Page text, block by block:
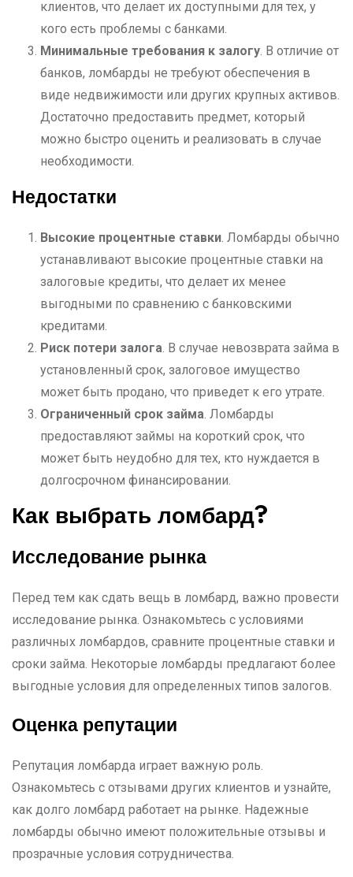
клиентов, что делает их доступными для тех, у
кого есть проблемы с банками.
Минимальные требования к залогу. В отличие от
банков, ломбарды не требуют обеспечения в
виде недвижимости или других крупных активов.
Достаточно предоставить предмет, который
можно быстро оценить и реализовать в случае
необходимости.
Недостатки
Высокие процентные ставки. Ломбарды обычно
устанавливают высокие процентные ставки на
залоговые кредиты, что делает их менее
выгодными по сравнению с банковскими
кредитами.
Риск потери залога. В случае невозврата займа в
установленный срок, залоговое имущество
может быть продано, что приведет к его утрате.
Ограниченный срок займа. Ломбарды
предоставляют займы на короткий срок, что
может быть неудобно для тех, кто нуждается в
долгосрочном финансировании.
Как выбрать ломбард?
Исследование рынка
Перед тем как сдать вещь в ломбард, важно провести
исследование рынка. Ознакомьтесь с условиями
различных ломбардов, сравните процентные ставки и
сроки займа. Некоторые ломбарды предлагают более
выгодные условия для определенных типов залогов.
Оценка репутации
Репутация ломбарда играет важную роль.
Ознакомьтесь с отзывами других клиентов и узнайте,
как долго ломбард работает на рынке. Надежные
ломбарды обычно имеют положительные отзывы и
прозрачные условия сотрудничества.